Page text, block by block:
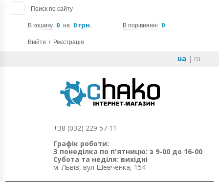
Поиск по сайту
В кошику 0 на 0 грн. В порівнянні 0
Ввійти / Реєстрація
ua | ru
+38 (032) 229 57 11
Графік роботи:
З понеділка по п'ятницю: з 9-00 до 16-00
Субота та неділя: вихідні
м. Львів, вул Шевченка, 154